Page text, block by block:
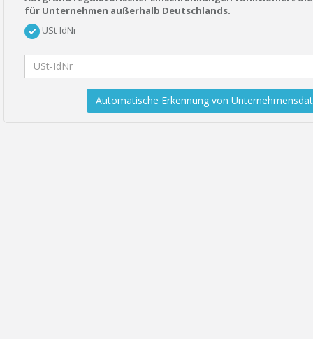
für Unternehmen außerhalb Deutschlands.
USt-IdNr
Automatische Erkennung von